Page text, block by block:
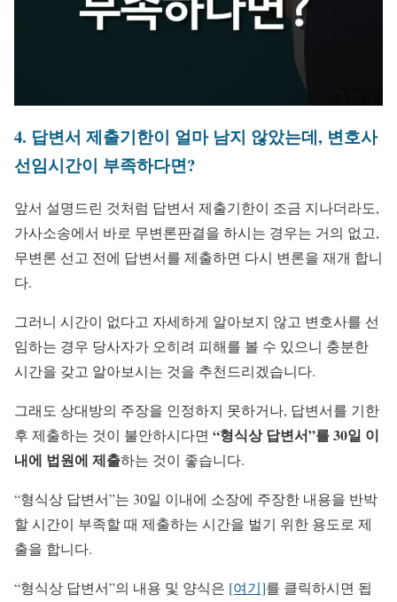
4. 답변서 제출기한이 얼마 남지 않았는데, 변호사
선임시간이 부족하다면?
앞서 설명드린 것처럼 답변서 제출기한이 조금 지나더라도,
가사소송에서 바로 무변론판결을 하시는 경우는 거의 없고,
무변론 선고 전에 답변서를 제출하면 다시 변론을 재개 합니
다.
그러니 시간이 없다고 자세하게 알아보지 않고 변호사를 선
임하는 경우 당사자가 오히려 피해를 볼 수 있으니 충분한
시간을 갖고 알아보시는 것을 추천드리겠습니다.
그래도 상대방의 주장을 인정하지 못하거나, 답변서를 기한
후 제출하는 것이 불안하시다면 “형식상 답변서”를 30일 이
내에 법원에 제출하는 것이 좋습니다.
“형식상 답변서”는 30일 이내에 소장에 주장한 내용을 반박
할 시간이 부족할 때 제출하는 시간을 벌기 위한 용도로 제
출을 합니다.
“형식상 답변서”의 내용 및 양식은 [여기]를 클릭하시면 됩